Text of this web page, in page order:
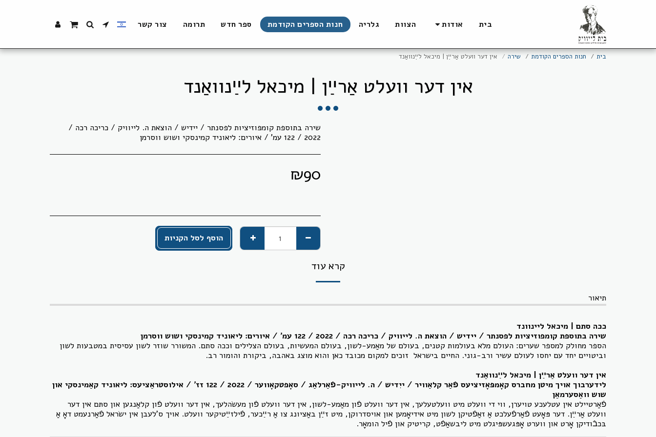
בית אודות הצוות גלריה חנות הספרים הקודמת ספר חדש תרומה צור קשר
בית חנות הספרים הקודמת שירה אין דער וועלט אַרײַן | מיכאל לײַנוואַנד
אין דער וועלט אַרײַן | מיכאל לײַנוואַנד
שירה בתוספת קומפוזיציות לפסנתר / יידיש / הוצאת ה. לייוויק / כריכה רכה /
2022 / 122 עמ' / איורים: ליאוניד קמינסקי ושוש ווסרמן
₪90
הוסף לסל הקניות
קרא עוד
תיאור
ככה סתם | מיכאל ליינוונד
שירה בתוספת קומפוזיציות לפסנתר / יידיש / הוצאת ה. לייוויק / כריכה רכה / 2022 / 122 עמ' / איורים: ליאוניד קמינסקי ושוש ווסרמן
הספר מחולק למספר שערים: העולם מלא בעולמות קטנים, בעולם של מאַמע-לשון, בעולם המעשיות, בעולם הצלילים וככה סתם. המשורר שוזר לשון עסיסית במטבעות לשון
וביטויים יחד עם יחסו לעולם עשיר ורב-גוני. החיים בישראל זוכים למקום מכובד כאן והוא מוצג באהבה, ביקורת והומור רב.
אין דער וועלט אַרײַן | מיכאל לײַנוואַנד
לידערבוך אויך מיטן מחברס קאָמפּאָזיציעס פֿאַר קלאַוויר / ייִדיש / ה. לייוויק-פֿאַרלאַג / סאָפטקאָווער / 2022 / 122 זז' / אילוסטראַציעס: ליאוניד קאַמינסקי און
שוש וואַסערמאַן
פֿאַרטיילט אין עטלעכע טויערן, ווי די וועלט מיט וועלטעלעך, אין דער וועלט פֿון מאַמע-לשון, אין דער וועלט פֿון מעשׂהלעך, אין דער וועלט פֿון קלאַנגען און סתּם אין דער
וועלט אַרײַן. דער פּאָעט פֿאַרפֿעלכט אַ זאַפֿטיקן לשון מיט אידיאָמען און אויסדרוקן, מיט זײַן באַציונג צו אַ רײַכער, פֿילזײַטיקער וועלט. אויך ס'לעבן אין ישׂראל פֿאַרנעמט דאָ אַ
בּכבֿודיקן אָרט און ווערט אָפּגעשפּיגלט מיט ליבשאַפֿט, קריטיק און פֿיל הומאָר.